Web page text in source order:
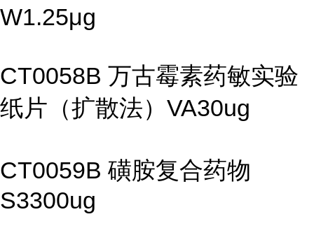
W1.25μg
CT0058B 万古霉素药敏实验
纸片（扩散法）VA30ug
CT0059B 磺胺复合药物
S3300ug